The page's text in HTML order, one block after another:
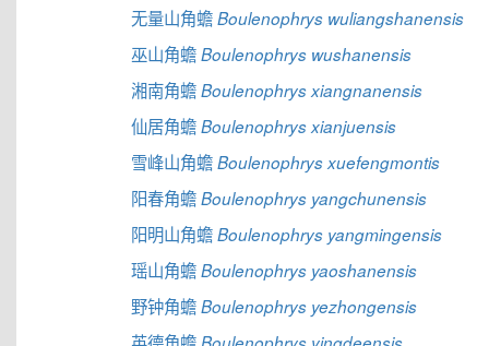
无量山角蟾Boulenophrys wuliangshanensis
巫山角蟾Boulenophrys wushanensis
湘南角蟾Boulenophrys xiangnanensis
仙居角蟾Boulenophrys xianjuensis
雪峰山角蟾Boulenophrys xuefengmontis
阳春角蟾Boulenophrys yangchunensis
阳明山角蟾Boulenophrys yangmingensis
瑶山角蟾Boulenophrys yaoshanensis
野钟角蟾Boulenophrys yezhongensis